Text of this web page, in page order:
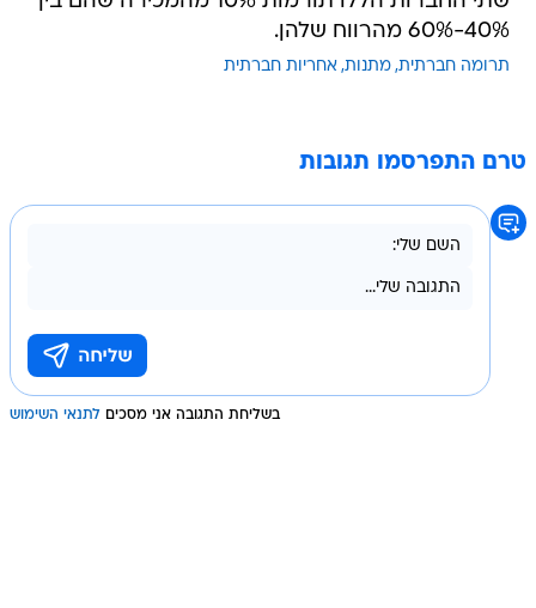
40%-60% מהרווח שלהן.
תרומה חברתית מתנות אחריות חברתית
טרם התפרסמו תגובות
בשליחת התגובה אני מסכים לתנאי השימוש